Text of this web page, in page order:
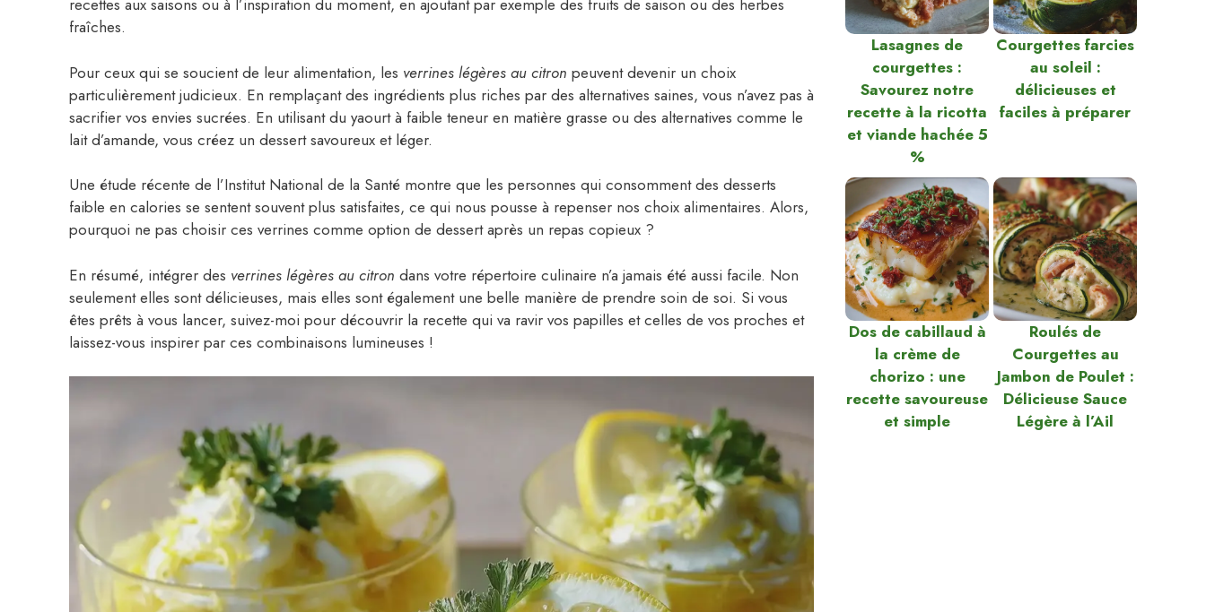
recettes aux saisons ou à l’inspiration du moment, en ajoutant par exemple des fruits de saison ou des herbes
fraîches.
Pour ceux qui se soucient de leur alimentation, les verrines légères au citron peuvent devenir un choix
particulièrement judicieux. En remplaçant des ingrédients plus riches par des alternatives saines, vous n’avez pas à
sacrifier vos envies sucrées. En utilisant du yaourt à faible teneur en matière grasse ou des alternatives comme le
lait d’amande, vous créez un dessert savoureux et léger.
Une étude récente de l’Institut National de la Santé montre que les personnes qui consomment des desserts
faible en calories se sentent souvent plus satisfaites, ce qui nous pousse à repenser nos choix alimentaires. Alors,
pourquoi ne pas choisir ces verrines comme option de dessert après un repas copieux ?
En résumé, intégrer des verrines légères au citron dans votre répertoire culinaire n’a jamais été aussi facile. Non
seulement elles sont délicieuses, mais elles sont également une belle manière de prendre soin de soi. Si vous
êtes prêts à vous lancer, suivez-moi pour découvrir la recette qui va ravir vos papilles et celles de vos proches et
laissez-vous inspirer par ces combinaisons lumineuses !
Lasagnes de
courgettes :
Savourez notre
recette à la ricotta
et viande hachée 5
%
Courgettes farcies
au soleil :
délicieuses et
faciles à préparer
Dos de cabillaud à
la crème de
chorizo : une
recette savoureuse
et simple
Roulés de
Courgettes au
Jambon de Poulet :
Délicieuse Sauce
Légère à l’Ail